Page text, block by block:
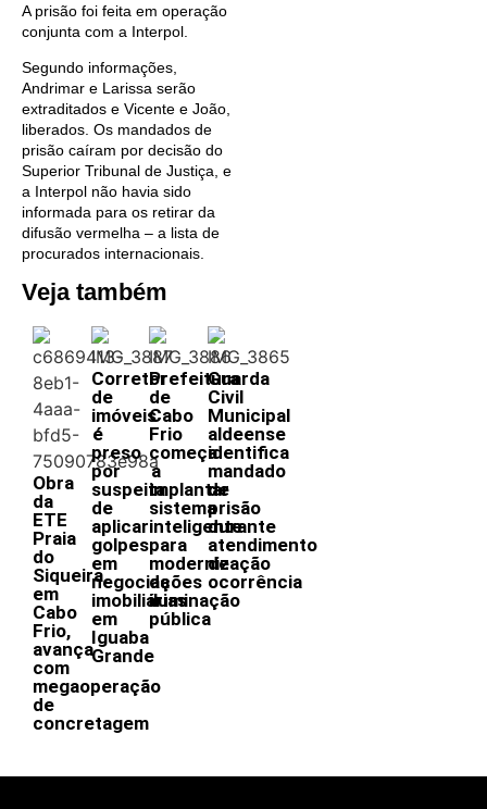
A prisão foi feita em operação
conjunta com a Interpol.
Segundo informações,
Andrimar e Larissa serão
extraditados e Vicente e João,
liberados. Os mandados de
prisão caíram por decisão do
Superior Tribunal de Justiça, e
a Interpol não havia sido
informada para os retirar da
difusão vermelha – a lista de
procurados internacionais.
Veja também
Obra
da
ETE
Praia
do
Siqueira,
em
Cabo
Frio,
avança
com
megaoperação
de
concretagem
Corretor
de
imóveis
é
preso
por
suspeita
de
aplicar
golpes
em
negociações
imobiliárias
em
Iguaba
Grande
Prefeitura
de
Cabo
Frio
começa
a
implantar
sistema
inteligente
para
modernização
da
iluminação
pública
Guarda
Civil
Municipal
aldeense
identifica
mandado
de
prisão
durante
atendimento
de
ocorrência